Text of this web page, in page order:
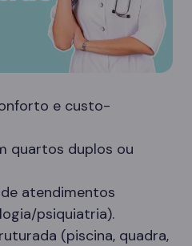
e custo-
quartos duplos ou
atendimentos
psiquiatria).
(piscina, quadra,